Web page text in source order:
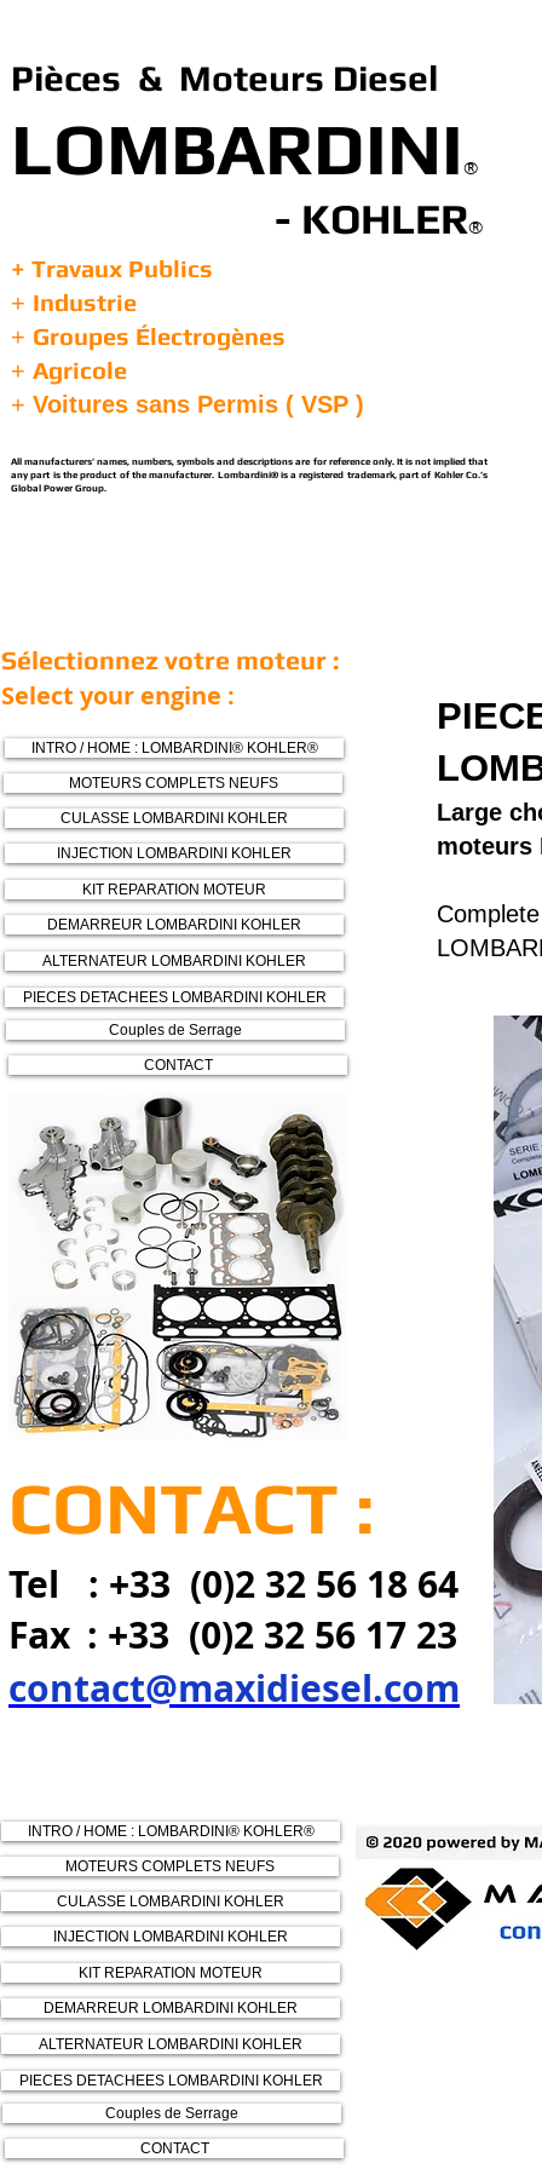
Pièces & Moteurs Diesel
LOMBARDINI ®
- KOHLER®
+ Travaux Publics
+ Industrie
+ Groupes Électrogènes
+ Agricole
+ Voitures sans Permis ( VSP )
All manufacturers’ names, numbers, symbols and descriptions are for reference only. It is not implied that
any part is the product of the manufacturer. Lombardini® is a registered trademark, part of Kohler Co.’s
Global Power Group.
Large
moteurs
CONTACT :
Tel : +33 (0)2 32 56 18 64
Fax : +33 (0)2 32 56 17 23
contact@maxidiesel.com
INJECTION LOMBARDINI KOHLER
DEMARREUR LOMBARDINI KOHLER
ALTERNATEUR LOMBARDINI KOHLER
Couples de Serrage
CONTACT
MOTEURS COMPLETS NEUFS
INTRO / HOME : LOMBARDINI® KOHLER®
CULASSE LOMBARDINI KOHLER
KIT REPARATION MOTEUR
Sélectionnez votre moteur :
Select your engine :
PIECES DETACHEES LOMBARDINI KOHLER
INTRO / HOME : LOMBARDINI® KOHLER®
MOTEURS COMPLETS NEUFS
CULASSE LOMBARDINI KOHLER
INJECTION LOMBARDINI KOHLER
KIT REPARATION MOTEUR
DEMARREUR LOMBARDINI KOHLER
ALTERNATEUR LOMBARDINI KOHLER
PIECES DETACHEES LOMBARDINI KOHLER
Couples de Serrage
CONTACT